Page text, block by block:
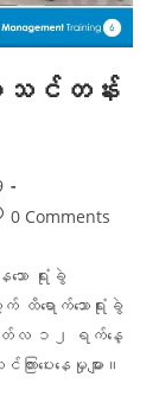
သင်တန်း
0 Comments
ော ရုံးခွဲ
ထိရောက်သောရုံးခွဲ
လ ၁၂ ရက်နေ့
ေးနေမှုများ။